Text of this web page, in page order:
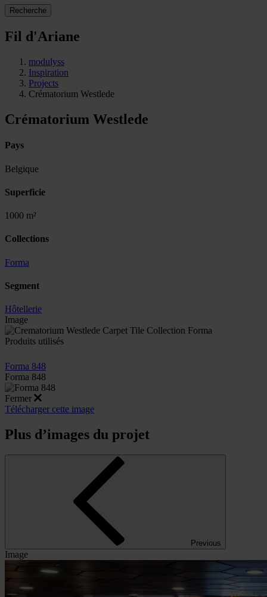
Recherche
Fil d'Ariane
modulyss
Inspiration
Projects
Crématorium Westlede
Crématorium Westlede
Pays
Belgique
Superficie
1000 m²
Collections
Forma
Segment
Hôtellerie
Image
Produits utilisés
Forma 848
Forma 848
Fermer
Télécharger cette image
Plus d’images du projet
Previous
Image